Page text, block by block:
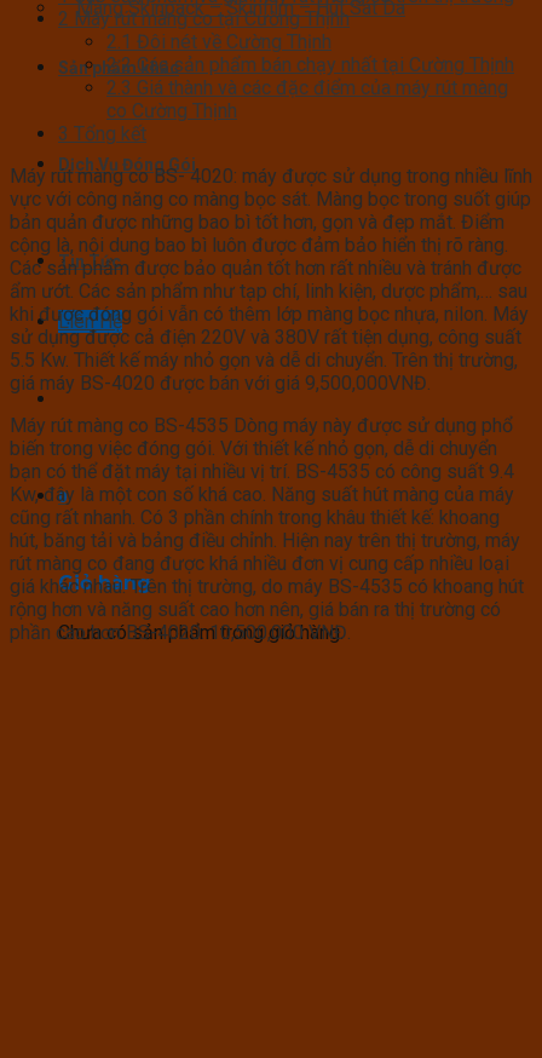
Màng Skinpack – Skinfilm – Hút Sát Da
Sản phẩm khác
Dịch Vụ Đóng Gói
Tin Tức
Liên Hệ
0
Giỏ hàng
Chưa có sản phẩm trong giỏ hàng.
2 Máy rút màng co tại Cường Thịnh
2.1 Đôi nét về Cường Thịnh
2.2Các sản phẩm bán chạy nhất tại Cường Thịnh
2.3 Giá thành và các đặc điểm của máy rút màng
co Cường Thịnh
3 Tổng kết
Máy rút màng co BS- 4020: máy được sử dụng trong nhiều lĩnh
vực với công năng co màng bọc sát. Màng bọc trong suốt giúp
bản quản được những bao bì tốt hơn, gọn và đẹp mắt. Điểm
cộng là, nội dung bao bì luôn được đảm bảo hiển thị rõ ràng.
Các sản phẩm được bảo quản tốt hơn rất nhiều và tránh được
ẩm ướt. Các sản phẩm như tạp chí, linh kiện, dược phẩm,… sau
khi được đóng gói vẫn có thêm lớp màng bọc nhựa, nilon. Máy
sử dụng được cả điện 220V và 380V rất tiện dụng, công suất
5.5 Kw. Thiết kế máy nhỏ gọn và dễ di chuyển. Trên thị trường,
giá máy BS-4020 được bán với giá 9,500,000VNĐ.
Máy rút màng co BS-4535 Dòng máy này được sử dụng phổ
biến trong việc đóng gói. Với thiết kế nhỏ gọn, dễ di chuyển
bạn có thể đặt máy tại nhiều vị trí. BS-4535 có công suất 9.4
Kw, đây là một con số khá cao. Năng suất hút màng của máy
cũng rất nhanh. Có 3 phần chính trong khâu thiết kế: khoang
hút, băng tải và bảng điều chỉnh. Hiện nay trên thị trường, máy
rút màng co đang được khá nhiều đơn vị cung cấp nhiều loại
giá khác nhau.Trên thị trường, do máy BS-4535 có khoang hút
rộng hơn và năng suất cao hơn nên, giá bán ra thị trường có
phần cao hơn BS-4020: 10,500,000 VNĐ